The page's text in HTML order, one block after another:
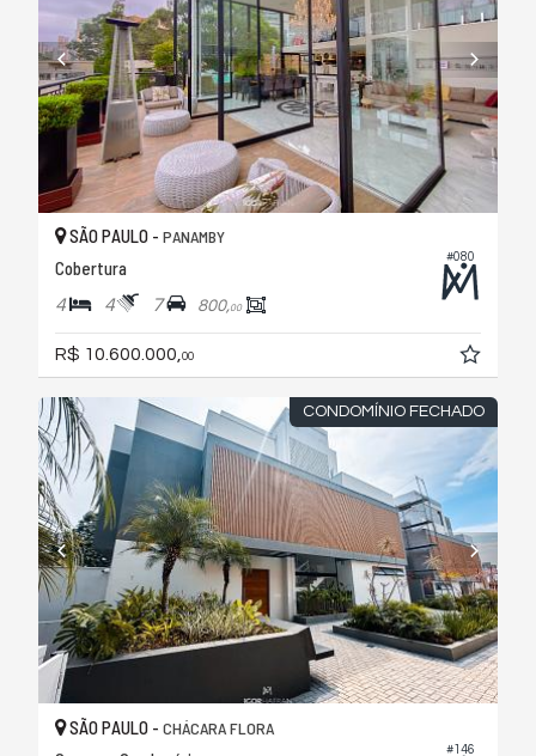
#080
SÃO PAULO - PANAMBY
Cobertura
4 4 7 800,00
R$ 10.600.000,00
CONDOMÍNIO FECHADO
#146
SÃO PAULO - CHÁCARA FLORA